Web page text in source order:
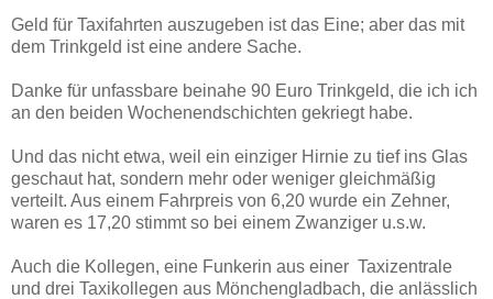
Geld für Taxifahrten auszugeben ist das Eine; aber das mit
dem Trinkgeld ist eine andere Sache.
Danke für unfassbare beinahe 90 Euro Trinkgeld, die ich ich
an den beiden Wochenendschichten gekriegt habe.
Und das nicht etwa, weil ein einziger Hirnie zu tief ins Glas
geschaut hat, sondern mehr oder weniger gleichmäßig
verteilt. Aus einem Fahrpreis von 6,20 wurde ein Zehner,
waren es 17,20 stimmt so bei einem Zwanziger u.s.w.
Auch die Kollegen, eine Funkerin aus einer Taxizentrale
und drei Taxikollegen aus Mönchengladbach, die anlässlich